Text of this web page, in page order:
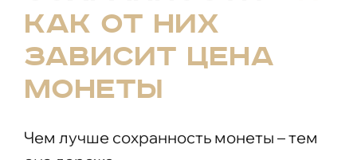
как от них
зависит цена
монеты
Чем лучше сохранность монеты – тем